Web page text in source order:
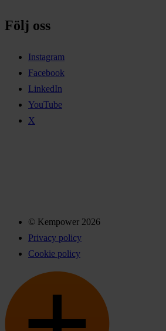
Följ oss
Instagram
Facebook
LinkedIn
YouTube
X
© Kempower 2026
Privacy policy
Cookie policy